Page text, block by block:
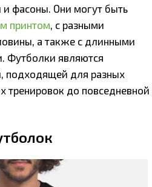
фасоны. Они могут быть
принтом , с разными
а также с длинными
Футболки являются
подходящей для разных
тренировок до повседневной